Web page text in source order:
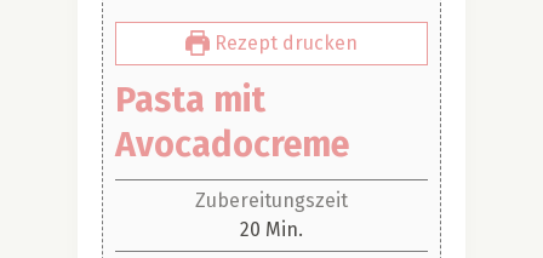
Rezept drucken
Pasta mit
Avocadocreme
Zubereitungszeit
20 Minuten
Min.